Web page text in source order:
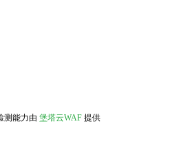
测能力由 堡塔云WAF 提供